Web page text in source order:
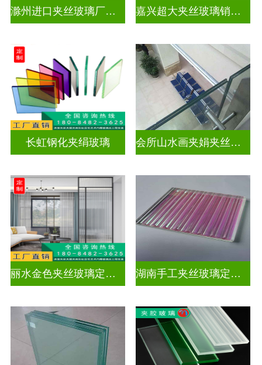
滁州进口夹丝玻璃厂电话 嘉兴超大夹丝玻璃销售公司
长虹钢化夹绢玻璃 会所山水画夹娟夹丝玻璃
丽水金色夹丝玻璃定制电话 湖南手工夹丝玻璃定制工厂